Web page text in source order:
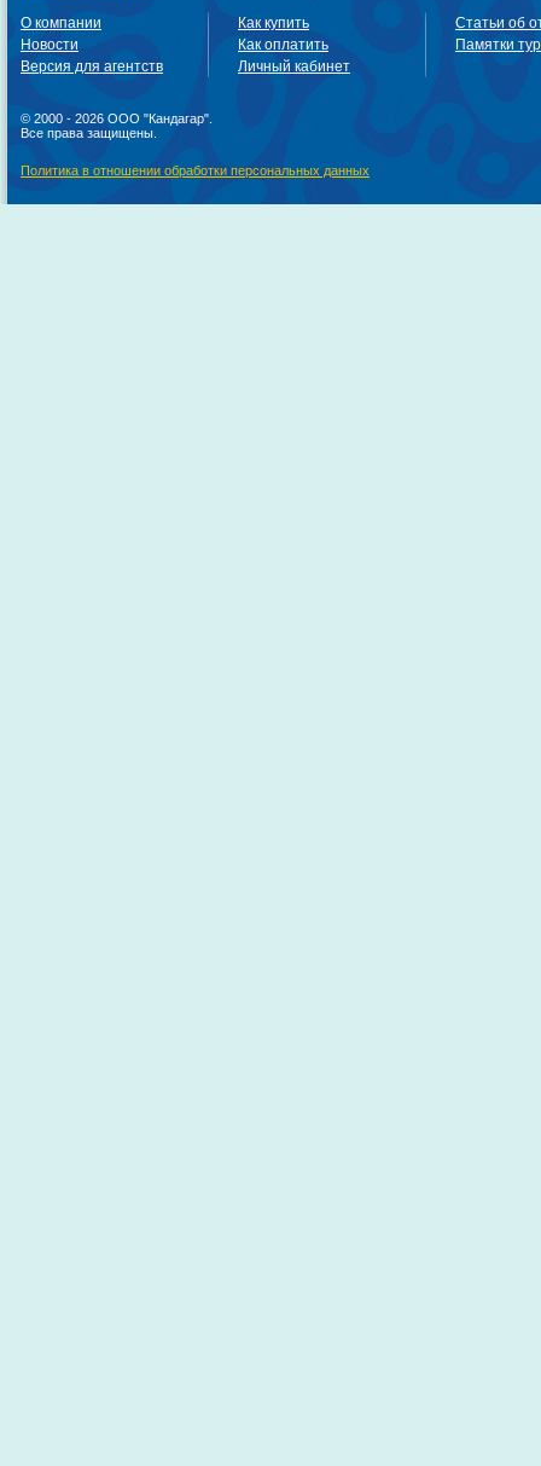
О компании
Новости
Версия для агентств
Как купить
Как оплатить
Личный кабинет
Статьи об
Памятки
© 2000 - 2026 ООО "Кандагар".
Все права защищены.
Политика в отношении обработки персональных данных